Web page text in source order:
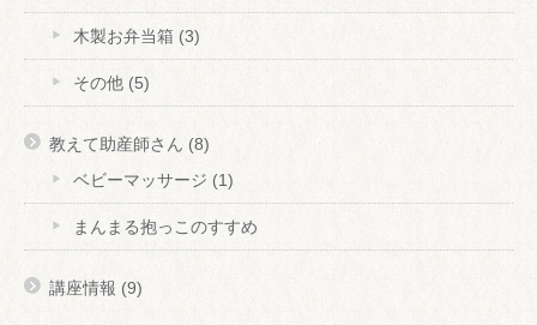
木製お弁当箱 (3)
その他 (5)
教えて助産師さん (8)
ベビーマッサージ (1)
まんまる抱っこのすすめ
講座情報 (9)